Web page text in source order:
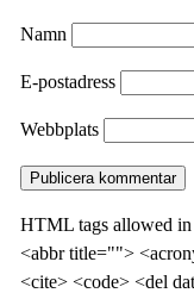
Namn
E-postadress
Webbplats
HTML tags allowed
<abbr title="">
<cite> <code> <del